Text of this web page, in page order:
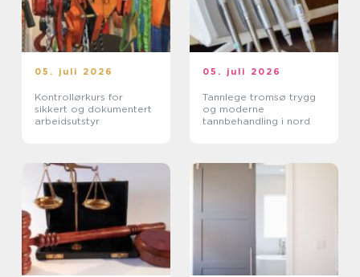
05. juli 2026
Kontrollørkurs for
sikkert og dokumentert
arbeidsutstyr
05. juli 2026
Tannlege tromsø trygg
og moderne
tannbehandling i nord